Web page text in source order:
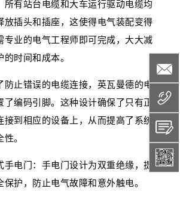
所有站台电缆和大车运行驱动电缆均
放插头和插座，这使得电气装配变得
专业的电气工程师即可完成，大大减
时间和成本。
防止错误的电缆连接，英瓦曼德的电
了编码引脚。这种设计确保了只有正
接到相应的设备上，从而提高了系统
。
手电门：手电门设计为双重绝缘，提
保护，防止电气故障和意外触电。